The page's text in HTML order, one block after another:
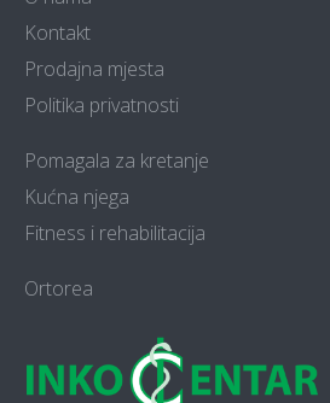
Kontakt
Prodajna mjesta
Politika privatnosti
Pomagala za kretanje
Kućna njega
Fitness i rehabilitacija
Ortorea